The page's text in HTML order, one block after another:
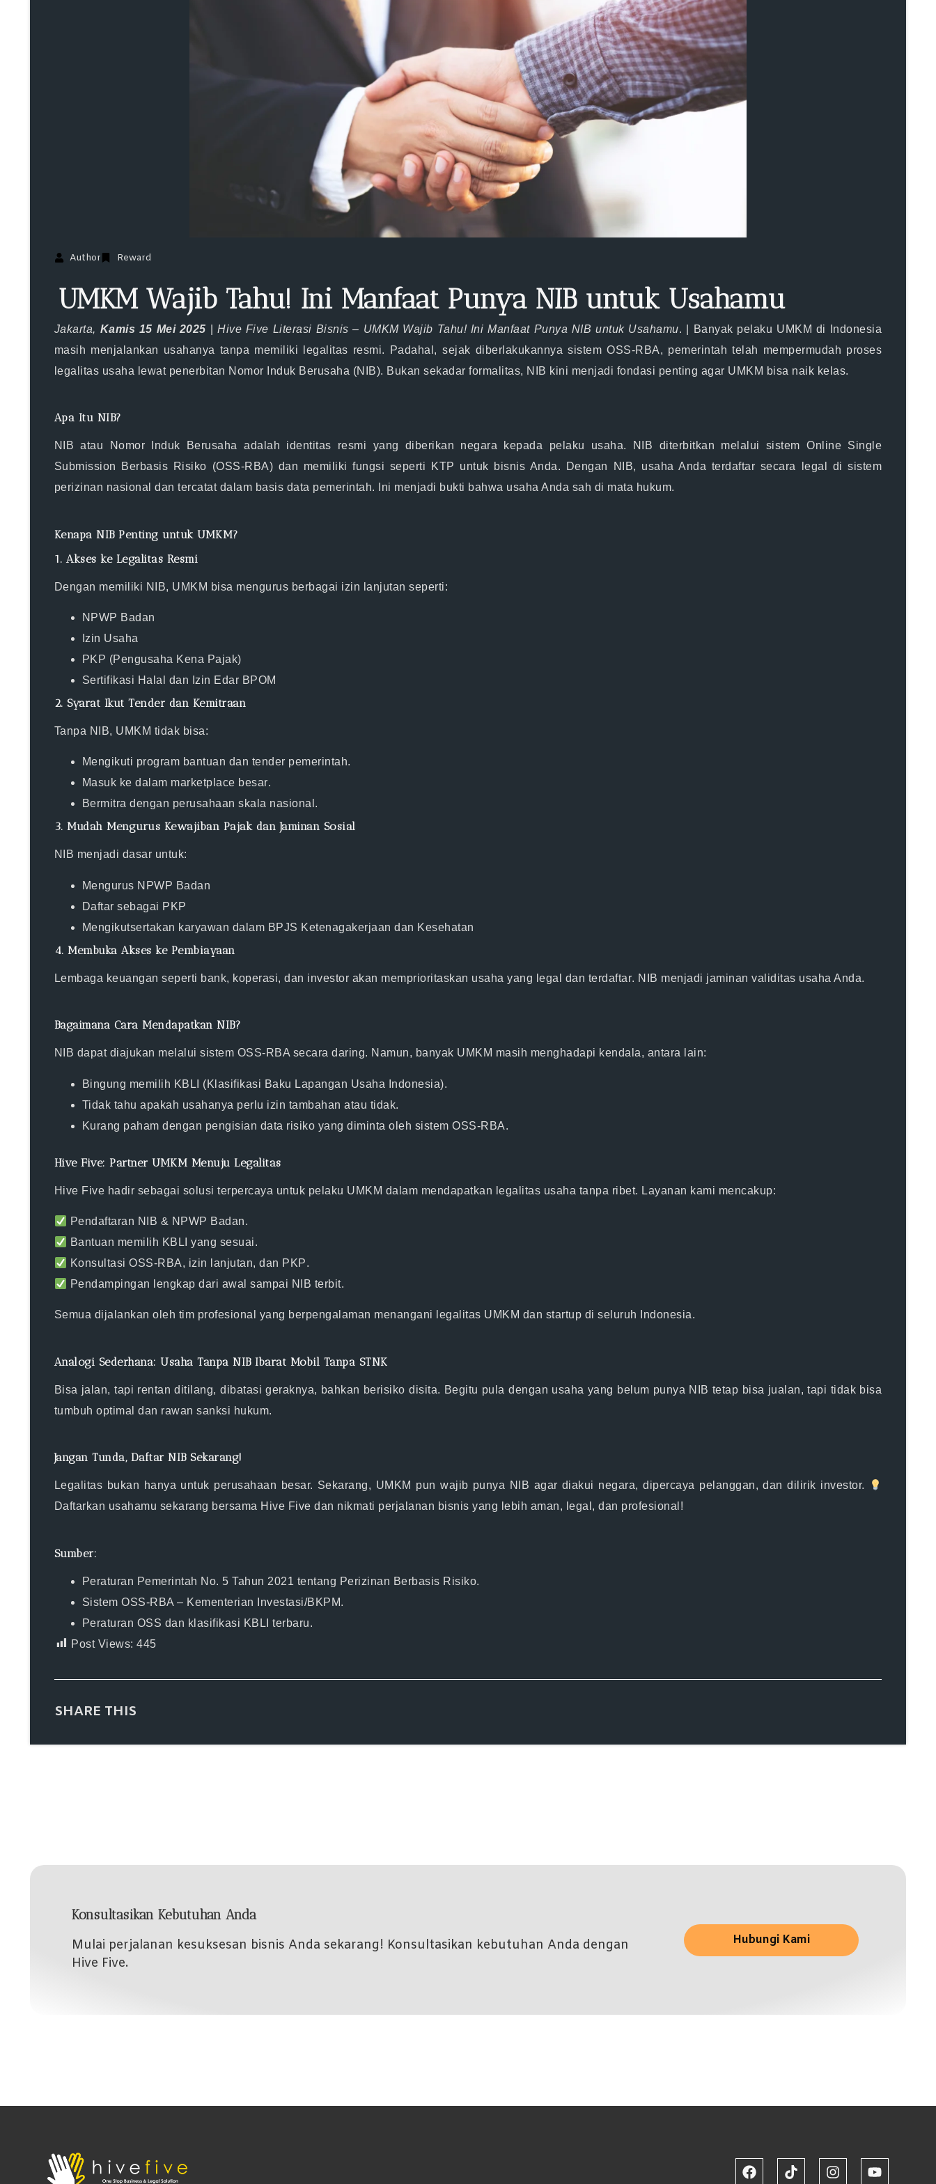
Author Reward
UMKM Wajib Tahu! Ini Manfaat Punya NIB untuk Usahamu
Jakarta, Kamis 15 Mei 2025 |Hive Five Literasi Bisnis – UMKM Wajib Tahu! Ini Manfaat Punya NIB untuk Usahamu. |
Banyak pelaku UMKM di Indonesia
masih menjalankan usahanya tanpa memiliki legalitas resmi. Padahal, sejak diberlakukannya sistem OSS-RBA, pemerintah telah mempermudah proses
legalitas usaha lewat penerbitan Nomor Induk Berusaha (NIB). Bukan sekadar formalitas, NIB kini menjadi fondasi penting agar UMKM bisa naik kelas.
Apa Itu NIB?
NIB atau Nomor Induk Berusaha adalah identitas resmi yang diberikan negara kepada pelaku usaha. NIB diterbitkan melalui sistemOnline Single
Submission Berbasis Risiko (OSS-RBA) dan memiliki fungsi seperti KTP untuk bisnis Anda. Dengan NIB, usaha Anda terdaftar secara legal di sistem
perizinan nasional dan tercatat dalam basis data pemerintah. Ini menjadi bukti bahwa usaha Anda sah di mata hukum.
Kenapa NIB Penting untuk UMKM?
1. Akses ke Legalitas Resmi
Dengan memiliki NIB, UMKM bisa mengurus berbagai izin lanjutan seperti:
NPWP Badan
Izin Usaha
PKP (Pengusaha Kena Pajak)
Sertifikasi Halal dan Izin Edar BPOM
2. Syarat Ikut Tender dan Kemitraan
Tanpa NIB, UMKM tidak bisa:
Mengikuti program bantuan dan tender pemerintah.
Masuk ke dalam marketplace besar.
Bermitra dengan perusahaan skala nasional.
3.Mudah Mengurus Kewajiban Pajak dan Jaminan Sosial
NIB menjadi dasar untuk:
Mengurus NPWP Badan
Daftar sebagai PKP
Mengikutsertakan karyawan dalam BPJS Ketenagakerjaan dan Kesehatan
4. Membuka Akses ke Pembiayaan
Lembaga keuangan seperti bank, koperasi, dan investor akan memprioritaskan usaha yang legal dan terdaftar. NIB menjadi jaminan validitas usaha Anda.
Bagaimana Cara Mendapatkan NIB?
NIB dapat diajukan melalui sistem OSS-RBA secara daring. Namun, banyak UMKM masih menghadapi kendala, antara lain:
Bingung memilih KBLI (Klasifikasi Baku Lapangan Usaha Indonesia).
Tidak tahu apakah usahanya perlu izin tambahan atau tidak.
Kurang paham dengan pengisian data risiko yang diminta oleh sistem OSS-RBA.
Hive Five: Partner UMKM Menuju Legalitas
Hive Five hadir sebagai solusi terpercaya untuk pelaku UMKM dalam mendapatkan legalitas usaha tanpa ribet. Layanan kami mencakup:
Pendaftaran NIB & NPWP Badan.
Bantuan memilih KBLI yang sesuai.
Konsultasi OSS-RBA, izin lanjutan, dan PKP.
Pendampingan lengkap dari awal sampai NIB terbit.
Semua dijalankan oleh tim profesional yang berpengalaman menangani legalitas UMKM dan startup di seluruh Indonesia.
Analogi Sederhana: Usaha Tanpa NIB Ibarat Mobil Tanpa STNK
Bisa jalan, tapi rentan ditilang, dibatasi geraknya, bahkan berisiko disita. Begitu pula dengan usaha yang belum punya NIB tetap bisa jualan, tapi tidak bisa
tumbuh optimal dan rawan sanksi hukum.
Jangan Tunda, Daftar NIB Sekarang!
Legalitas bukan hanya untuk perusahaan besar. Sekarang, UMKM pun wajib punya NIB agar diakui negara, dipercaya pelanggan, dan dilirik investor.
Daftarkan usahamu sekarang bersama Hive Five dan nikmati perjalanan bisnis yang lebih aman, legal, dan profesional!
Sumber:
Peraturan Pemerintah No. 5 Tahun 2021 tentang Perizinan Berbasis Risiko.
Sistem OSS-RBA – Kementerian Investasi/BKPM.
Peraturan OSS dan klasifikasi KBLI terbaru.
Post Views: 445
SHARE THIS
Konsultasikan Kebutuhan Anda
Mulai perjalanan kesuksesan bisnis Anda sekarang! Konsultasikan kebutuhan Anda dengan
Hive Five.
Hubungi Kami